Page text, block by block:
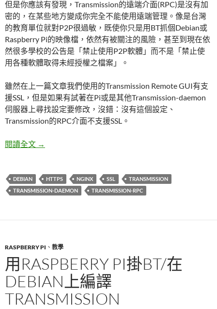
但是你應該有發現，Transmission的遠端介面(RPC)是沒有加
密的，在某些地方變成你完全不能使用遠端管理。像是台灣
的教育單位就對P2P很過敏，既使你只是用BT抓個Debian或
Raspberry Pi的映像檔，依然有被關注的風險，甚至到現在依
然很多學校的公告是「禁止使用P2P軟體」而不是「禁止使
用各種軟體取得未經授權之檔案」。
雖然在上一篇文章我們使用的Transmission Remote GUI有支
援SSL，但是如果有試著在Pi或是其他Transmission-daemon
伺服器上尋找設定要修改，沒錯：沒有這個設定、
Transmission的RPC介面不支援SSL。
閱讀全文 在Debian用nginx幫Transmission的WebUI加密
→
DEBIAN HTTPS NGINX SSL
TRANSMISSION
TRANSMISSION-DAEMON
TRANSMISSION-RPC
RASPBERRY PI 、 教學
用RASPBERRY PI掛BT/在
DEBIAN上編譯
TRANSMISSION